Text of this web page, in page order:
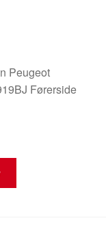
Peugeot
Førerside